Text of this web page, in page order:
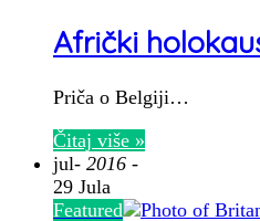
Afrički
Priča o Belgiji…
Čitaj više »
jul- 2016 -
29 Jula
Featured